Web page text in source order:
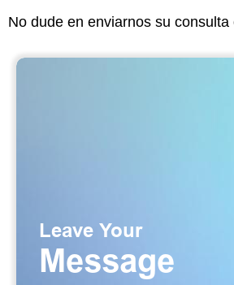
No dude en enviarnos su